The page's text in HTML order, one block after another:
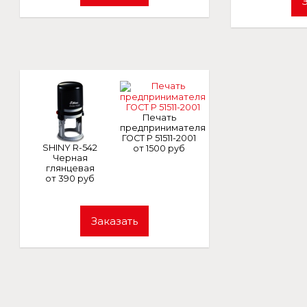
SHINY R-542
Черная
глянцевая
от 390 руб
Печать
предпринимателя
ГОСТ Р 51511-2001
от 1500 руб
Заказать